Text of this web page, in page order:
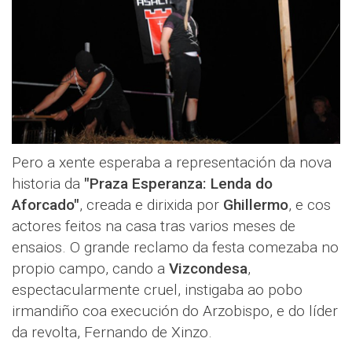
Pero a xente esperaba a representación da nova
historia da "Praza Esperanza: Lenda do
Aforcado", creada e dirixida por Ghillermo, e cos
actores feitos na casa tras varios meses de
ensaios. O grande reclamo da festa comezaba no
propio campo, cando a Vizcondesa,
espectacularmente cruel, instigaba ao pobo
irmandiño coa execución do Arzobispo, e do líder
da revolta, Fernando de Xinzo.